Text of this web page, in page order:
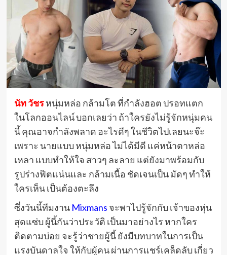
นัท วัชรหนุ่มหล่อ กล้ามโต ที่กำลังฮอต ปรอทแตก
ในโลกออนไลน์ บอกเลยว่า ถ้าใครยังไม่รู้จักหนุ่มคน
นี้ คุณอาจกำลังพลาด อะไรดีๆ ในชีวิตไปเลยนะจ๊ะ
เพราะ นายแบบ หนุ่มหล่อ ไม่ได้มีดี แค่หน้าตาหล่อ
เหลา แบบทำให้ใจ สาวๆ ละลาย แต่ยังมาพร้อมกับ
รูปร่างฟิตแน่นและ กล้ามเนื้อ ชัดเจนเป็น มัดๆ ทำให้
ใครเห็น เป็นต้องตะลึง
ซึ่งวันนี้ทีมงานMixmans จะพาไปรู้จักกับ เจ้าของหุ่น
สุดแซ่บ ผู้นี้กันว่าประวัติ เป็นมาอย่างไร หากใคร
ติดตามบ่อย จะรู้ว่าชายผู้นี้ ยังมีบทบาทในการเป็น
แรงบันดาลใจ ให้กับผู้คน ผ่านการแชร์เคล็ดลับ เกี่ยว